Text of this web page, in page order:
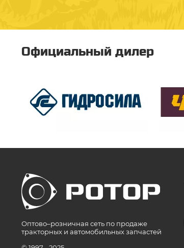
Официальный дилер
Оптово–розничная сеть по продаже
тракторных и автомобильных запчастей